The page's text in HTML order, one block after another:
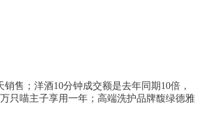
售；洋酒10分钟成交额是去年同期10倍，
只喵主子享用一年；高端洗护品牌馥绿德雅